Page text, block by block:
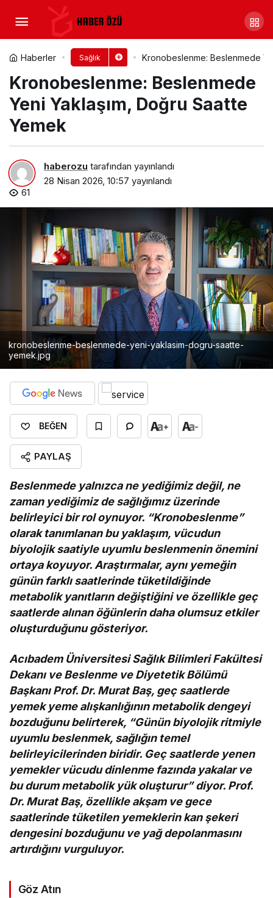
Haberler Sağlık Kronobeslenme: Beslenmede
Kronobeslenme: Beslenmede
Yeni Yaklaşım, Doğru Saatte
Yemek
haberozu tarafından yayınlandı
28 Nisan 2026, 10:57 yayınlandı
61
kronobeslenme-beslenmede-yeni-yaklasim-dogru-saatte-
yemek.jpg
BEĞEN + -
PAYLAŞ
Beslenmede yalnızca ne yediğimiz değil, ne
zaman yediğimiz de sağlığımız üzerinde
belirleyici bir rol oynuyor. “Kronobeslenme”
olarak tanımlanan bu yaklaşım, vücudun
biyolojik saatiyle uyumlu beslenmenin önemini
ortaya koyuyor. Araştırmalar, aynı yemeğin
günün farklı saatlerinde tüketildiğinde
metabolik yanıtların değiştiğini ve özellikle geç
saatlerde alınan öğünlerin daha olumsuz etkiler
oluşturduğunu gösteriyor.
Acıbadem Üniversitesi Sağlık Bilimleri Fakültesi
Dekanı ve Beslenme ve Diyetetik Bölümü
Başkanı Prof. Dr. Murat Baş, geç saatlerde
yemek yeme alışkanlığının metabolik dengeyi
bozduğunu belirterek, “Günün biyolojik ritmiyle
uyumlu beslenmek, sağlığın temel
belirleyicilerinden biridir. Geç saatlerde yenen
yemekler vücudu dinlenme fazında yakalar ve
bu durum metabolik yük oluşturur” diyor. Prof.
Dr. Murat Baş, özellikle akşam ve gece
saatlerinde tüketilen yemeklerin kan şekeri
dengesini bozduğunu ve yağ depolanmasını
artırdığını vurguluyor.
Göz Atın
Sağlık, destek ve umut
merkeziYorum Yap